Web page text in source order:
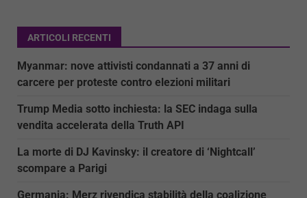
ARTICOLI RECENTI
Myanmar: nove attivisti condannati a 37 anni di
carcere per proteste contro elezioni militari
Trump Media sotto inchiesta: la SEC indaga sulla
vendita accelerata della Truth API
La morte di DJ Kavinsky: il creatore di ‘Nightcall’
scompare a Parigi
Germania: Merz rivendica stabilità della coalizione